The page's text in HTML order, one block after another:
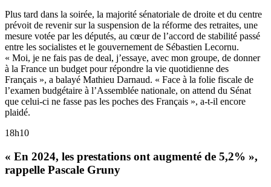
Plus tard dans la soirée, la majorité sénatoriale de droite et du centre
prévoit de revenir sur la suspension de la réforme des retraites, une
mesure votée par les députés, au cœur de l’accord de stabilité passé
entre les socialistes et le gouvernement de Sébastien Lecornu.
« Moi, je ne fais pas de deal, j’essaye, avec mon groupe, de donner
à la France un budget pour répondre la vie quotidienne des
Français », a balayé Mathieu Darnaud. « Face à la folie fiscale de
l’examen budgétaire à l’Assemblée nationale, on attend du Sénat
que celui-ci ne fasse pas les poches des Français », a-t-il encore
plaidé.
18h10
« En 2024, les prestations ont augmenté de 5,2% »,
rappelle Pascale Gruny